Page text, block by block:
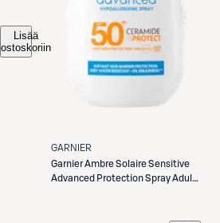
Lisää
ostoskoriin
GARNIER
GarnierAmbre Solaire Sensitive
Advanced Protection Spray Adults